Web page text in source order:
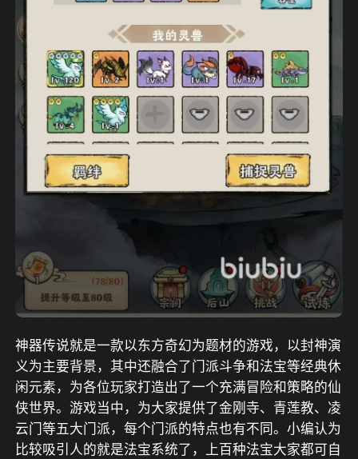
神器传说就是一款以东方奇幻为题材的游戏，以封神演
义为主要背景，其中还融合了门派斗争和法宝等经典休
闲元素，为各位玩家打造出了一个充满冒险和策略的仙
侠世界。游戏当中，为大家提供了金刚寺、青莲教、凌
云门等五大门派，每个门派的特点也有不同。小编认为
比较吸引人的就是法宝系统了，上百种法宝大家都可自